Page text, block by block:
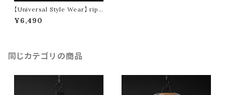
【Universal Style Wear】 ripp
le stretch wide tee (off whit
e)
¥6,490
同じカテゴリの商品